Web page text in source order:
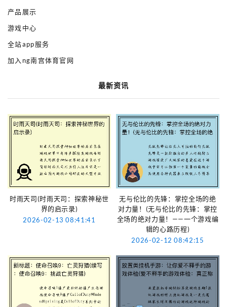
产品展示
游戏中心
全站app服务
加入ng南宫体育官网
最新资讯
时雨天司(时雨天司：探索神秘世
界的启示录)
2026-02-13 08:41:41
无与伦比的先锋：掌控全场的绝
对力量！(无与伦比的先锋：掌控
全场的绝对力量！——一个游戏编
辑的心路历程)
2026-02-12 08:42:15